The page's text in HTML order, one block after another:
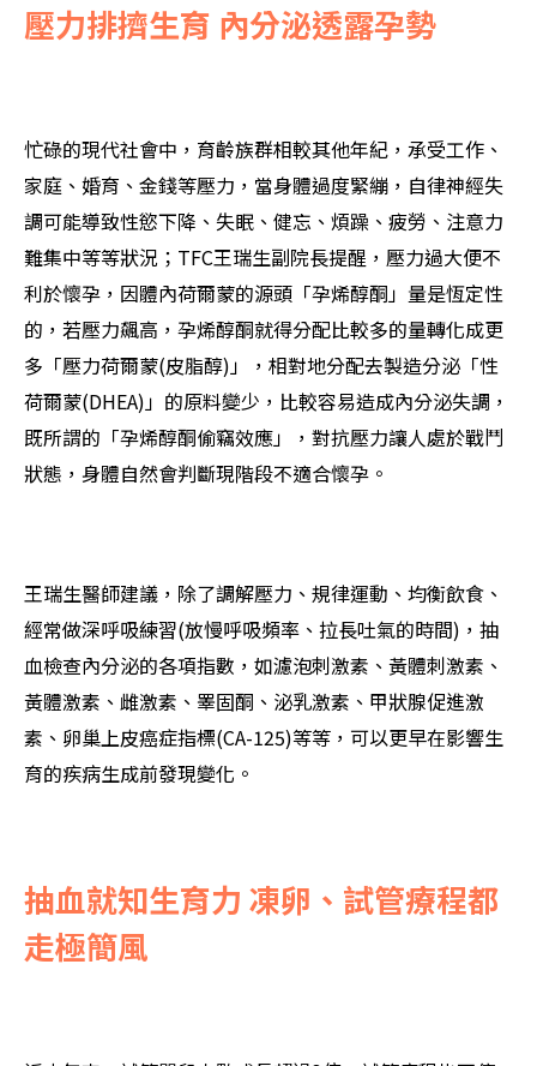
壓力排擠生育 內分泌透露孕勢
忙碌的現代社會中，育齡族群相較其他年紀，承受工作、
家庭、婚育、金錢等壓力，當身體過度緊繃，自律神經失
調可能導致性慾下降、失眠、健忘、煩躁、疲勞、注意力
難集中等等狀況；TFC王瑞生副院長提醒，壓力過大便不
利於懷孕，因體內荷爾蒙的源頭「孕烯醇酮」量是恆定性
的，若壓力飆高，孕烯醇酮就得分配比較多的量轉化成更
多「壓力荷爾蒙(皮脂醇)」，相對地分配去製造分泌「性
荷爾蒙(DHEA)」的原料變少，比較容易造成內分泌失調，
既所謂的「孕烯醇酮偷竊效應」，對抗壓力讓人處於戰鬥
狀態，身體自然會判斷現階段不適合懷孕。
王瑞生醫師建議，除了調解壓力、規律運動、均衡飲食、
經常做深呼吸練習(放慢呼吸頻率、拉長吐氣的時間)，抽
血檢查內分泌的各項指數，如濾泡刺激素、黃體刺激素、
黃體激素、雌激素、睪固酮、泌乳激素、甲狀腺促進激
素、卵巢上皮癌症指標(CA-125)等等，可以更早在影響生
育的疾病生成前發現變化。
抽血就知生育力 凍卵、試管療程都
走極簡風